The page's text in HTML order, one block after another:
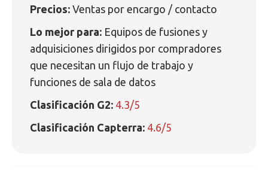
Precios: Ventas por encargo / contacto
Lo mejor para: Equipos de fusiones y
adquisiciones dirigidos por compradores
que necesitan un flujo de trabajo y
funciones de sala de datos
Clasificación G2: 4.3/5
Clasificación Capterra: 4.6/5